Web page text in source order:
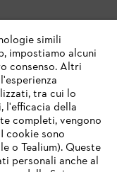
simili
impostiamo alcuni
consenso. Altri
tra cui lo
l'efficacia della
completi, vengono
cookie sono
o Tealium). Queste
personali anche al